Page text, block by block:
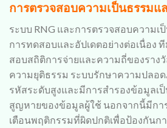
การตรวจสอบความเป็นธรรมแ
ระบบ RNG และการตรวจสอบความเ
การทดสอบและอัปเดตอย่างต่อเนื่อง
สอบสถิติการจ่ายและความถี่ของราง
ความยุติธรรม ระบบรักษาความปลอ
รหัสระดับสูงและมีการสำรองข้อมูลเ
สูญหายของข้อมูลผู้ใช้ นอกจากนี้มีกา
เตือนพฤติกรรมที่ผิดปกติเพื่อป้องกันก